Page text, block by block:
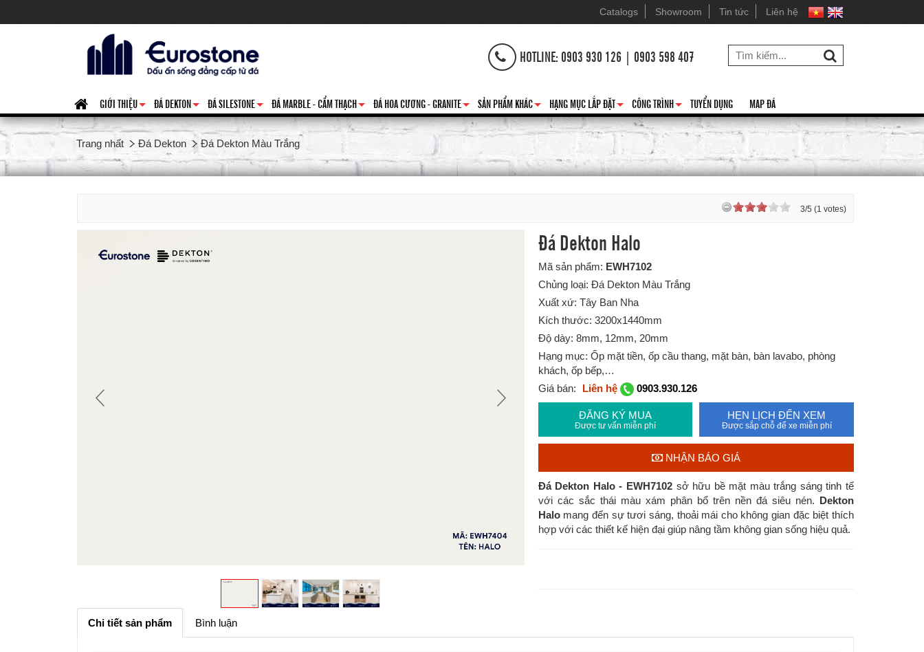
Catalogs Showroom Tin tức Liên hệ
HOTLINE: 0903 930 126 | 0903 598 407
+
GIỚI THIỆU
+
ĐÁ DEKTON
+
ĐÁ SILESTONE
+
ĐÁ MARBLE - CẨM THẠCH
+
ĐÁ HOA CƯƠNG - GRANITE
+
SẢN PHẨM KHÁC
+
HẠNG MỤC LẮP ĐẶT
+
CÔNG TRÌNH TUYỂN DỤNG MAP ĐÁ
Trang nhất Đá Dekton Đá Dekton Màu Trắng
3/5 (1 votes)
Đá Dekton Halo
Mã sản phẩm: EWH7102
Chủng loại: Đá Dekton Màu Trắng
Xuất xứ: Tây Ban Nha
Kích thước: 3200x1440mm
Độ dày: 8mm, 12mm, 20mm
Hạng mục: Ốp mặt tiền, ốp cầu thang, mặt bàn, bàn lavabo, phòng
khách, ốp bếp,…
Giá bán:
Liên hệ 0903.930.126
ĐĂNG KÝ MUA
Được tư vấn miễn phí
HẸN LỊCH ĐẾN XEM
Được sắp chỗ để xe miễn phí
NHẬN BÁO GIÁ
Đá Dekton Halo - EWH7102 sở hữu bề mặt màu trắng sáng tinh tế
với các sắc thái màu xám phân bổ trên nền đá siêu nén. Dekton
Halomang đến sự tươi sáng, thoải mái cho không gian đặc biệt thích
hợp với các thiết kế hiện đại giúp nâng tầm không gian sống hiệu quả.
Chi tiết sản phẩm Bình luận